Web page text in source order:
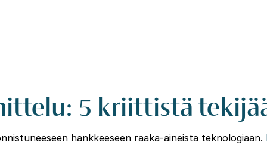
5 kriittistä
hankkeeseen raaka-aineista teknologiaan.